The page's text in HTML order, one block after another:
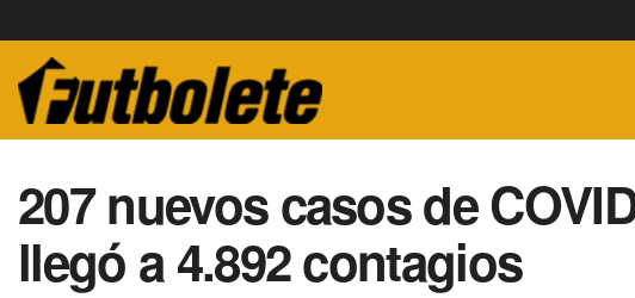
207 nuevos casos de
llegó a 4.892 contagios